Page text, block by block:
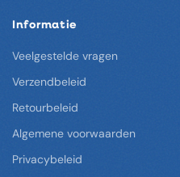
Informatie
Veelgestelde vragen
Verzendbeleid
Retourbeleid
Algemene voorwaarden
Privacybeleid